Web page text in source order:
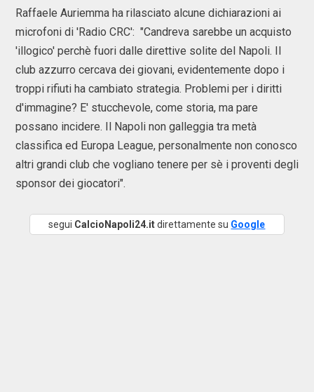
Raffaele Auriemma ha rilasciato alcune dichiarazioni ai
microfoni di 'Radio CRC': "Candreva sarebbe un acquisto
'illogico' perchè fuori dalle direttive solite del Napoli. Il
club azzurro cercava dei giovani, evidentemente dopo i
troppi rifiuti ha cambiato strategia. Problemi per i diritti
d'immagine? E' stucchevole, come storia, ma pare
possano incidere. Il Napoli non galleggia tra metà
classifica ed Europa League, personalmente non conosco
altri grandi club che vogliano tenere per sè i proventi degli
sponsor dei giocatori".
segui CalcioNapoli24.itdirettamente su Google